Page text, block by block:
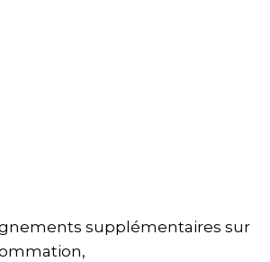
supplémentaires sur